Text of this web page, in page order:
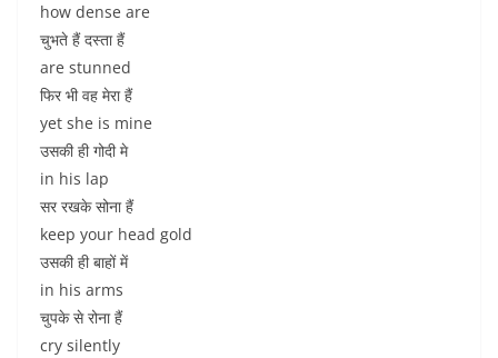
how dense are
चुभते हैं दस्ता हैं
are stunned
फिर भी वह मेरा हैं
yet she is mine
उसकी ही गोदी मे
in his lap
सर रखके सोना हैं
keep your head gold
उसकी ही बाहों में
in his arms
चुपके से रोना हैं
cry silently